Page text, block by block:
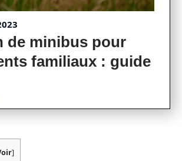
de minibus pour
familiaux : guide
]